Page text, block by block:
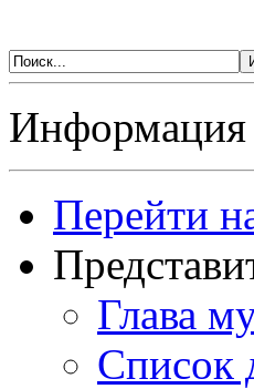
Информация
Перейти
Глава
Список